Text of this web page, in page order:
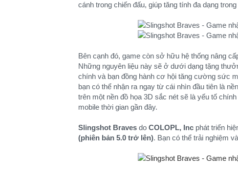
cánh trong chiến đấu, giúp tăng tính đa dạng
Bên cạnh đó, game còn sở hữu hệ thống nâng
Những nguyên liệu này sẽ ở dưới dạng tặng
chính và bạn đồng hành cơ hội tăng cường sức
bạn có thể nhận ra ngay từ cái nhìn đầu tiên là
trên một nền đồ họa 3D sắc nét sẽ là yếu tố
mobile thời gian gần đây.
Slingshot Braves do COLOPL, Inc phát triển
(phiên bản 5.0 trở lên). Bạn có thể trải nghiệm